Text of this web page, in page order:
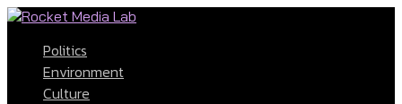
Politics
Environment
Culture